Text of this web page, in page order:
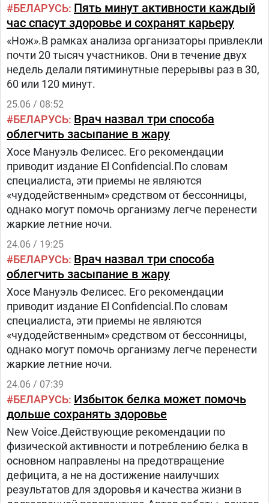
БЕЛАРУСЬ Пять минут активности каждый
час спасут здоровье и сохранят карьеру
«Нож».В рамках анализа организаторы привлекли
почти 20 тысяч участников. Они в течение двух
недель делали пятиминутные перерывы раз в 30,
60 или 120 минут.
25.06 / 08:52
БЕЛАРУСЬ Врач назвал три способа
облегчить засыпание в жару
Хосе Мануэль Фелисес. Его рекомендации
приводит издание El Confidencial.По словам
специалиста, эти приемы не являются
«чудодейственным» средством от бессонницы,
однако могут помочь организму легче перенести
жаркие летние ночи.
24.06 / 19:25
БЕЛАРУСЬ Врач назвал три способа
облегчить засыпание в жару
Хосе Мануэль Фелисес. Его рекомендации
приводит издание El Confidencial.По словам
специалиста, эти приемы не являются
«чудодейственным» средством от бессонницы,
однако могут помочь организму легче перенести
жаркие летние ночи.
24.06 / 07:39
БЕЛАРУСЬ Избыток белка может помочь
дольше сохранять здоровье
New Voice.Действующие рекомендации по
физической активности и потреблению белка в
основном направлены на предотвращение
дефицита, а не на достижение наилучших
результатов для здоровья и качества жизни в